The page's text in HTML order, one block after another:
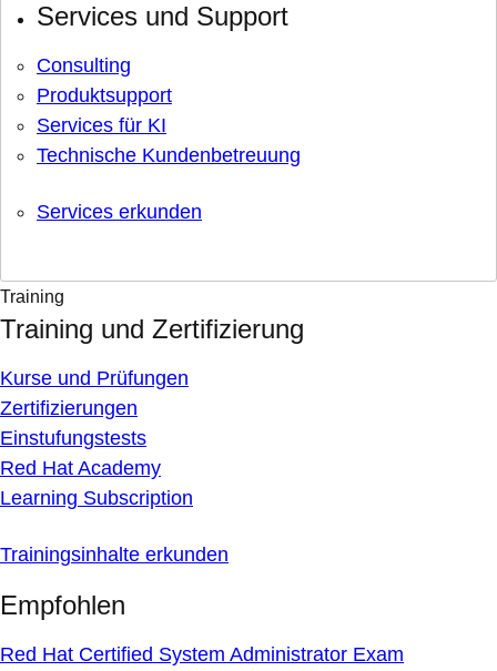
Services und Support
Consulting
Produktsupport
Services für KI
Technische Kundenbetreuung
Services erkunden
Training
Training und Zertifizierung
Kurse und Prüfungen
Zertifizierungen
Einstufungstests
Red Hat Academy
Learning Subscription
Trainingsinhalte erkunden
Empfohlen
Red Hat Certified System Administrator Exam